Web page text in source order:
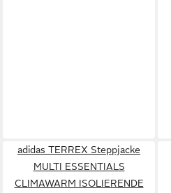
adidas TERREX Steppjacke
MULTI ESSENTIALS
CLIMAWARM ISOLIERENDE